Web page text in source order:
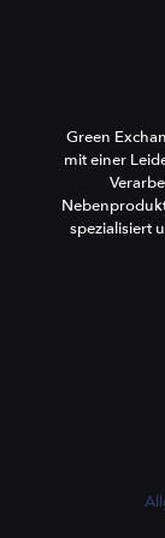
Green
mit einer
spezialisiert